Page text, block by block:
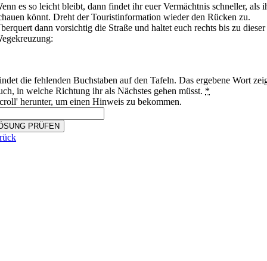
es so leicht bleibt, dann findet ihr euer Vermächtnis schneller, als
könnt.Dreht der Touristinformation wieder den Rücken zu.
dann vorsichtig die Straße und haltet euch rechts bis zu dieser
die fehlenden Buchstaben auf den Tafeln. Das ergebene Wort
in welche Richtung ihr als Nächstes gehen müsst. *
herunter, um einen Hinweis zu bekommen.
PRÜFEN